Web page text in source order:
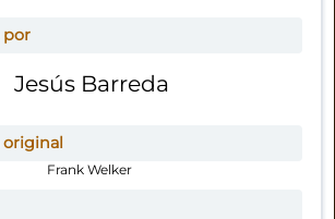
Jesús Barreda
Frank Welker